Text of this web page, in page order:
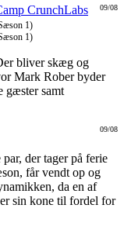
09/08
CrunchLabs
1)
1)
bliver skæg og
Mark Rober byder
gæster samt
09/08
der tager på ferie
får vendt op og
da en af
sin kone til fordel for